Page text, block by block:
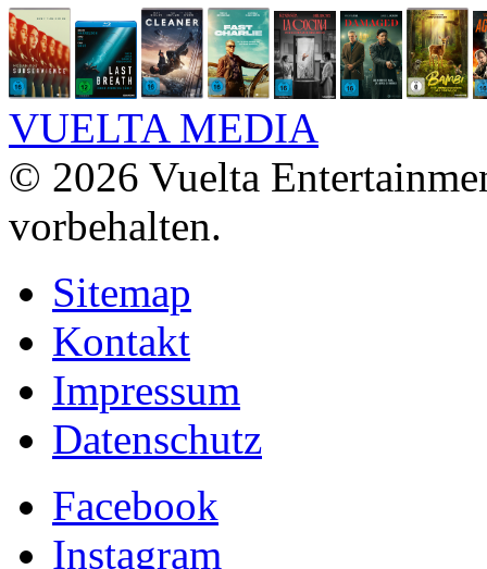
VUELTA MEDIA
© 2026 Vuelta
vorbehalten.
Sitemap
Kontakt
Impressum
Datenschutz
Facebook
Instagram